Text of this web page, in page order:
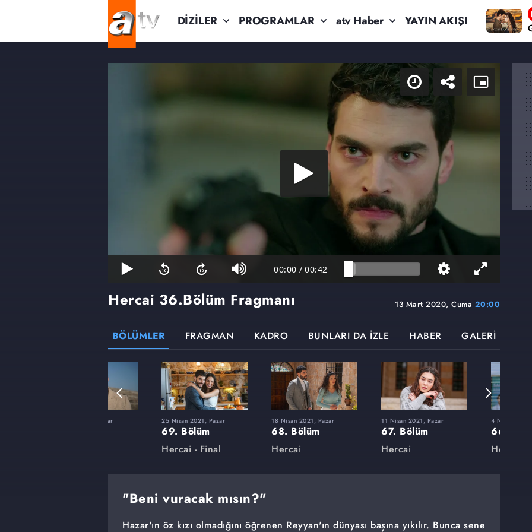
DİZİLER PROGRAMLAR atv Haber YAYIN AKIŞI
00:00 / 00:42
13 Mart 2020, Cuma 20:00
Hercai 36.Bölüm Fragmanı
BÖLÜMLER FRAGMAN KADRO BUNLARI DA İZLE HABER GALERİ
17 Ocak 2021, Pazar 25 Nisan 2021, Pazar
69. Bölüm
Hercai - Final
18 Nisan 2021, Pazar
68. Bölüm
Hercai
11 Nisan 2021, Pazar
67. Bölüm
Hercai
4 Nisan 2021,
66.
Hercai
"Beni vuracak mısın?"
Hazar'ın öz kızı olmadığını öğrenen Reyyan'ın dünyası başına yıkılır. Bunca sene